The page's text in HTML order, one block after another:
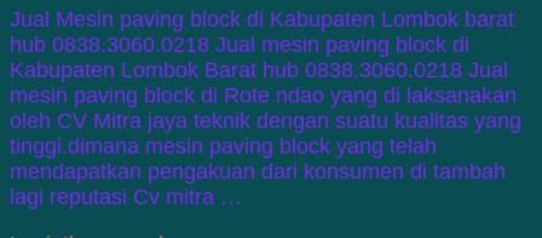
Jual Mesin paving block di Kabupaten Lombok barat
hub 0838.3060.0218 Jual mesin paving block di
Kabupaten Lombok Barat hub 0838.3060.0218 Jual
mesin paving block di Rote ndao yang di laksanakan
oleh CV Mitra jaya teknik dengan suatu kualitas yang
tinggi.dimana mesin paving block yang telah
mendapatkan pengakuan dari konsumen di tambah
lagi reputasi Cv mitra …